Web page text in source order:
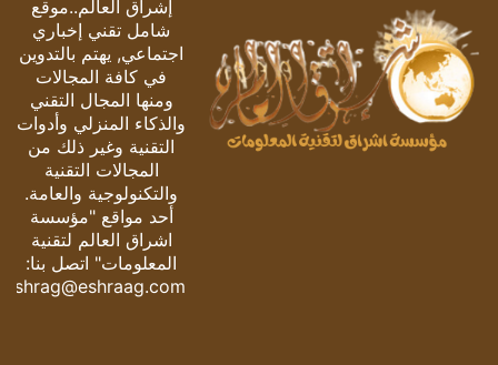
إشراق العالم..موقع
شامل تقني إخباري
اجتماعي, يهتم بالتدوين
في كافة المجالات
ومنها المجال التقني
والذكاء المنزلي وأدوات
التقنية وغير ذلك من
المجالات التقنية
والتكنولوجية والعامة.
أحد مواقع "مؤسسة
اشراق العالم لتقنية
المعلومات" اتصل بنا:
eshrag@eshraag.com